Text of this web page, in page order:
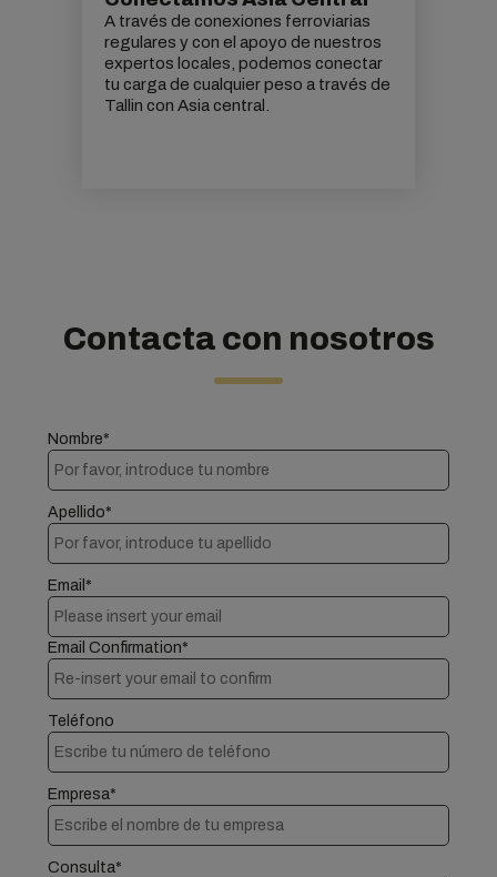
A través de conexiones ferroviarias
regulares y con el apoyo de nuestros
expertos locales, podemos conectar
tu carga de cualquier peso a través de
Tallin con Asia central.
Contacta con nosotros
Nombre*
Apellido*
Email*
Email Confirmation*
Teléfono
Empresa*
Consulta*